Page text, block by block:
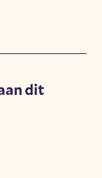
dit